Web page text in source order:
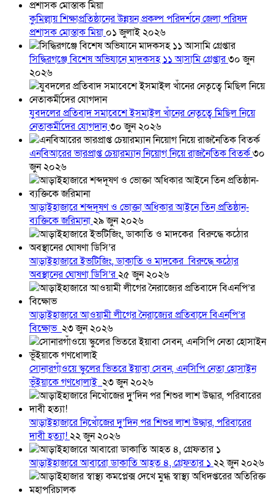
কুমিল্লায় শিক্ষাপ্রতিষ্ঠানের উন্নয়ন প্রকল্প পরিদর্শনে জেলা পরিষদ
প্রশাসক মোস্তাক মিয়া ০১ জুলাই ২০২৬
সিদ্ধিরগঞ্জে বিশেষ অভিযানে মাদকসহ ১১ আসামি গ্রেপ্তার৩০ জুন
২০২৬
যুবদলের প্রতিবাদ সমাবেশে ইসমাইল খাঁনের নেতৃত্বে মিছিল নিয়ে
নেতাকর্মীদের যোগদান৩০ জুন ২০২৬
এনবিআরের ভারপ্রাপ্ত চেয়ারম্যান নিয়োগ নিয়ে রাজনৈতিক বিতর্ক৩০
জুন ২০২৬
আড়াইহাজারে শব্দদূষণ ও ভোক্তা অধিকার আইনে তিন প্রতিষ্ঠান-
ব্যক্তিকে জরিমানা২৯ জুন ২০২৬
আড়াইহাজারে ইভটিজিং, ডাকাতি ও মাদকের বিরুদ্ধে কঠোর
অবস্থানের ঘোষণা ডিসি’র২৫ জুন ২০২৬
আড়াইহাজারে আওয়ামী লীগের নৈরাজ্যের প্রতিবাদে বিএনপি’র
বিক্ষোভ ২৩ জুন ২০২৬
সোনারগাঁওয়ে স্কুলের ভিতরে ইয়াবা সেবন, এনসিপি নেতা হোসাইন
ভূঁইয়াকে গণধোলাই ২৩ জুন ২০২৬
আড়াইহাজারে নিখোঁজের দুু’দিন পর শিশুর লাশ উদ্ধার, পরিবারের
দাবী হত্যা!২২ জুন ২০২৬
আড়াইহাজারে আবারো ডাকাতি আহত ৪, গ্রেফতার ১ ২২ জুন ২০২৬